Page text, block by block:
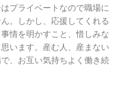
プライベートなので職場に
。しかし、応援してくれる
情を明かすこと、惜しみな
います。産む人、産まない
、お互い気持ちよく働き続